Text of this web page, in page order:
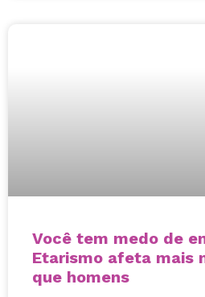
Você tem medo de
Etarismo afeta mais
que homens